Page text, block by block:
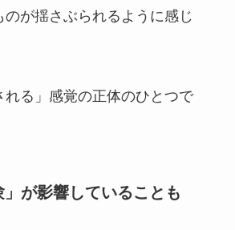
のが揺さぶられるように感じ
れる」感覚の正体のひとつで
が影響していることも